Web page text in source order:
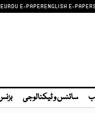
URDU E-PAPERENGLISH E-PAPER
سائنس و ٹیکنالوجی